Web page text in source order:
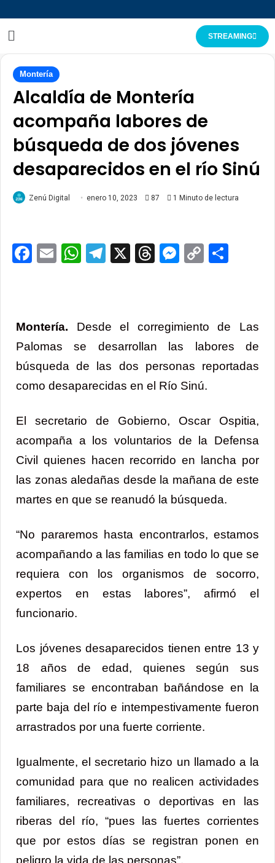
STREAMING
Montería
Alcaldía de Montería
acompaña labores de
búsqueda de dos jóvenes
desaparecidos en el río Sinú
Zenú Digital enero 10, 2023 87 1 Minuto de lectura
Facebook
EmailWhatsApp
Telegram
X ThreadsCopy
Montería. Desde el corregimiento de Las
Palomas se desarrollan las labores de
búsqueda de las dos personas reportadas
como desaparecidas en el Río Sinú.
El secretario de Gobierno, Oscar Ospitia,
acompaña a los voluntarios de la Defensa
Civil quienes hacen recorrido en lancha por
las zonas aledañas desde la mañana de este
martes en que se reanudó la búsqueda.
“No pararemos hasta encontrarlos, estamos
acompañando a las familias en todo lo que se
requiera con los organismos de socorro,
expertos en estas labores”, afirmó el
funcionario.
Los jóvenes desaparecidos tienen entre 13 y
18 años de edad, quienes según sus
familiares se encontraban bañándose en la
parte baja del río e intempestivamente fueron
arrastrados por una fuerte corriente.
Igualmente, el secretario hizo un llamado a la
comunidad para que no realicen actividades
familiares, recreativas o deportivas en las
riberas del río, “pues las fuertes corrientes
que por estos días se registran ponen en